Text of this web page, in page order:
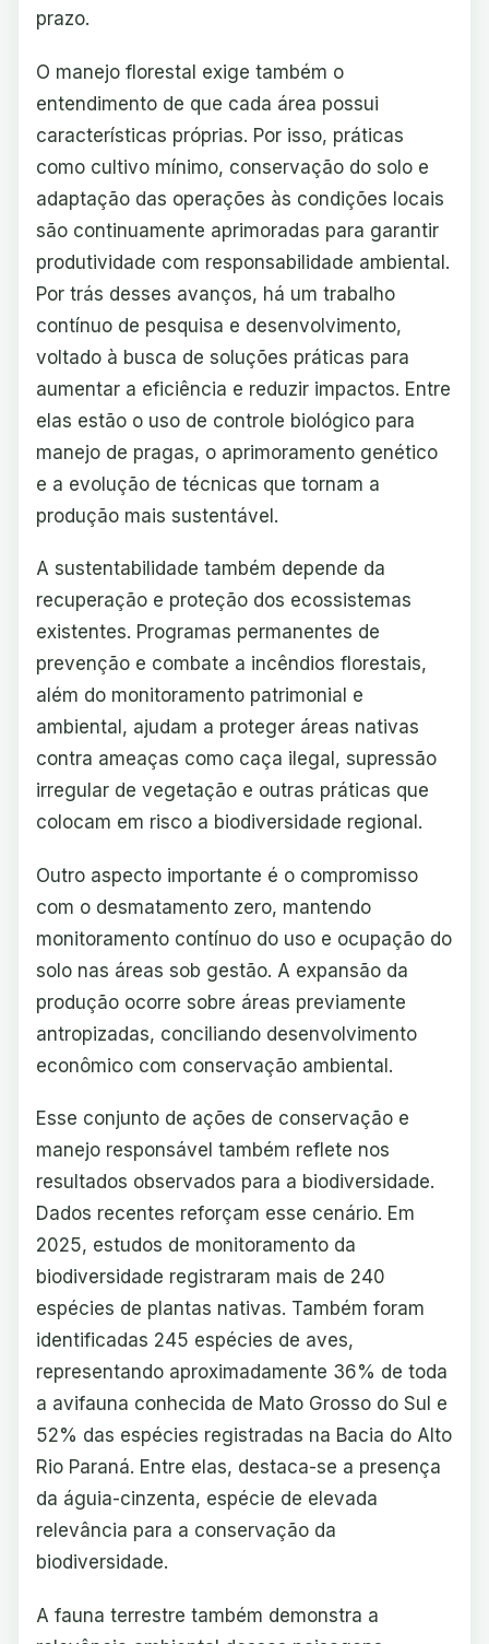
prazo.
O manejo florestal exige também o
entendimento de que cada área possui
características próprias. Por isso, práticas
como cultivo mínimo, conservação do solo e
adaptação das operações às condições locais
são continuamente aprimoradas para garantir
produtividade com responsabilidade ambiental.
Por trás desses avanços, há um trabalho
contínuo de pesquisa e desenvolvimento,
voltado à busca de soluções práticas para
aumentar a eficiência e reduzir impactos. Entre
elas estão o uso de controle biológico para
manejo de pragas, o aprimoramento genético
e a evolução de técnicas que tornam a
produção mais sustentável.
A sustentabilidade também depende da
recuperação e proteção dos ecossistemas
existentes. Programas permanentes de
prevenção e combate a incêndios florestais,
além do monitoramento patrimonial e
ambiental, ajudam a proteger áreas nativas
contra ameaças como caça ilegal, supressão
irregular de vegetação e outras práticas que
colocam em risco a biodiversidade regional.
Outro aspecto importante é o compromisso
com o desmatamento zero, mantendo
monitoramento contínuo do uso e ocupação do
solo nas áreas sob gestão. A expansão da
produção ocorre sobre áreas previamente
antropizadas, conciliando desenvolvimento
econômico com conservação ambiental.
Esse conjunto de ações de conservação e
manejo responsável também reflete nos
resultados observados para a biodiversidade.
Dados recentes reforçam esse cenário. Em
2025, estudos de monitoramento da
biodiversidade registraram mais de 240
espécies de plantas nativas. Também foram
identificadas 245 espécies de aves,
representando aproximadamente 36% de toda
a avifauna conhecida de Mato Grosso do Sul e
52% das espécies registradas na Bacia do Alto
Rio Paraná. Entre elas, destaca-se a presença
da águia-cinzenta, espécie de elevada
relevância para a conservação da
biodiversidade.
A fauna terrestre também demonstra a